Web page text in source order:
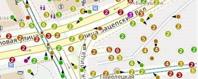
3
5
2
2
2
2
2
2
4
4
5
6
2
4
2
3
2
3
2
2
2
2 2
6
3
6
5
3
2
3
2
2
2
2
2
2
2
3
6
5
5
4
2 2
2
2
3
2
3
2
4
3
2